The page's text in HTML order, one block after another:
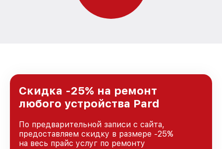
Скидка -25% на ремонт
любого устройства Pard
По предварительной записи с сайта,
предоставляем скидку в размере -25%
на весь прайс услуг по ремонту